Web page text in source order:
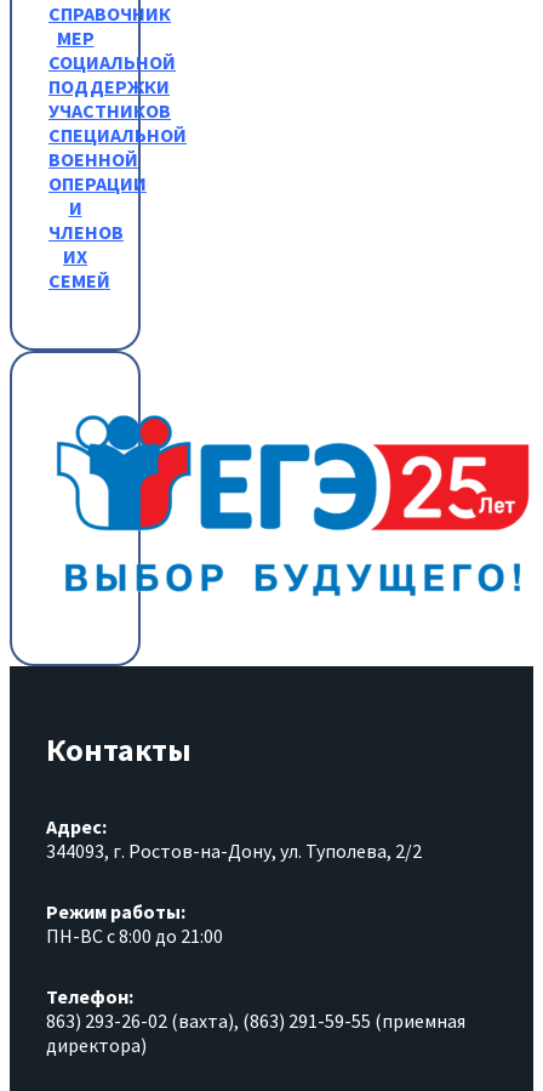
СПРАВОЧНИК
МЕР
СОЦИАЛЬНОЙ
ПОДДЕРЖКИ
УЧАСТНИКОВ
СПЕЦИАЛЬНОЙ
ВОЕННОЙ
ОПЕРАЦИИ
И
ЧЛЕНОВ
ИХ
СЕМЕЙ
Контакты
Адрес:
344093, г. Ростов-на-Дону, ул. Туполева, 2/2
Режим работы:
ПН-ВС с 8:00 до 21:00
Телефон:
863) 293-26-02 (вахта), (863) 291-59-55 (приемная
директора)